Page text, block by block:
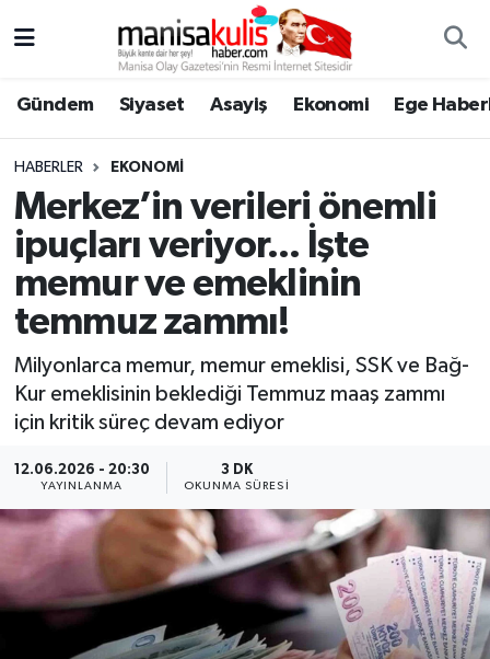
Gündem Siyaset Asayiş Ekonomi Ege
HABERLER EKONOMI
Merkez’in verileri önemli
ipuçları veriyor... İşte
memur ve emeklinin
temmuz zammı!
Milyonlarca memur, memur emeklisi, SSK ve Bağ-
Kur emeklisinin beklediği Temmuz maaş zammı
için kritik süreç devam ediyor
12.06.2026 - 20:30
YAYINLANMA
3 DK
OKUNMA SÜRESI
Ege Haberleri
Ekonomi
Genel
Resmi İlan
Siyaset
Spor
Türkiye
Yaşam
Yunusemre Hava Durumu
Yunusemre Trafik Yoğunluk Haritası
Süper Lig Puan Durumu ve Fikstür
Son Dakika Haberleri
Haber Arşivi